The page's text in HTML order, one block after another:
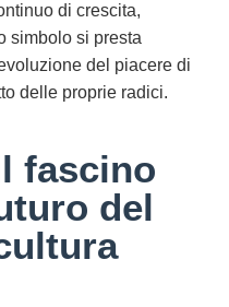
di crescita,
simbolo si presta
del piacere di
delle proprie radici.
fascino
del